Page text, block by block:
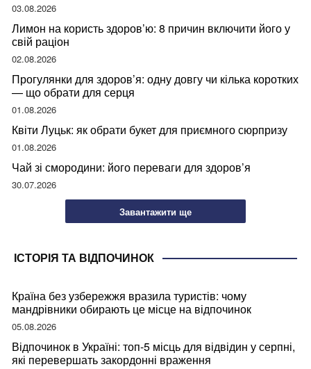
03.08.2026
Лимон на користь здоров’ю: 8 причин включити його у
свій раціон
02.08.2026
Прогулянки для здоров’я: одну довгу чи кілька коротких
— що обрати для серця
01.08.2026
Квіти Луцьк: як обрати букет для приємного сюрпризу
01.08.2026
Чай зі смородини: його переваги для здоров’я
30.07.2026
Завантажити ще
ІСТОРІЯ ТА ВІДПОЧИНОК
Країна без узбережжя вразила туристів: чому
мандрівники обирають це місце на відпочинок
05.08.2026
Відпочинок в Україні: топ-5 місць для відвідин у серпні,
які перевершать закордонні враження